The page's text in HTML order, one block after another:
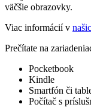
väčšie obrazovky.
Viac informácií v
Prečítate na
Pocketbook
Kindle
Smartfón či
Počítač s